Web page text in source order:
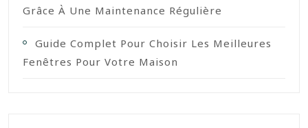
Grâce À Une Maintenance Régulière
Guide Complet Pour Choisir Les Meilleures
Fenêtres Pour Votre Maison